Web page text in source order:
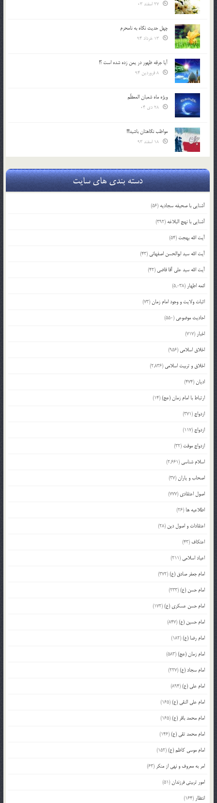
چهل حدیث نگاه به نامحرم
آیا جرقه ظهور در یمن زده شده است ؟!
ویژه ماه شعبان المعظّم
مواظب نگاهتان باشید!!!
دسته بندی های سایت
آشنایی با صحیفه سجادیه (56)
آشنایی با نهج البلاغه (392)
آیت الله بهجت (54)
آیت الله سید ابوالحسن اصفهانی (43)
آیت الله سید علی آقا قاضی (42)
ائمه اطهار (5,038)
اثبات ولایت و وجود امام زمان(73)
احادیث موضوعی (550)
اخبار (717)
اخلاق اسلامی (956)
اخلاق و تربیت اسلامی (2,836)
ادیان(474)
ارتباط با امام زمان (عج)(14)
ازدواج (371)
ازدواج (117)
ازدواج موقت (32)
اسلام شناسی (2,661)
اصحاب و یاران(37)
اصول اعتقادی (777)
اطلاعیه ها (26)
اعتقادات و اصول دین (28)
اعتکاف (43)
اعیاد اسلامی (211)
امام جعفر صادق (ع)(372)
امام حسن (ع)(233)
امام حسن عسکری (ع)(172)
امام حسین (ع)(847)
امام رضا (ع)(182)
امام زمان (عج)(583)
امام سجاد (ع)(227)
امام علی (ع)(894)
امام علی النقی (ع)(165)
امام محمد باقر (ع)(165)
امام محمد تقی (ع)(146)
امام موسی کاظم (ع)(152)
امر به معروف و نهی از منکر (63)
امور تربیتی فرزندان(51)
انتظار (164)